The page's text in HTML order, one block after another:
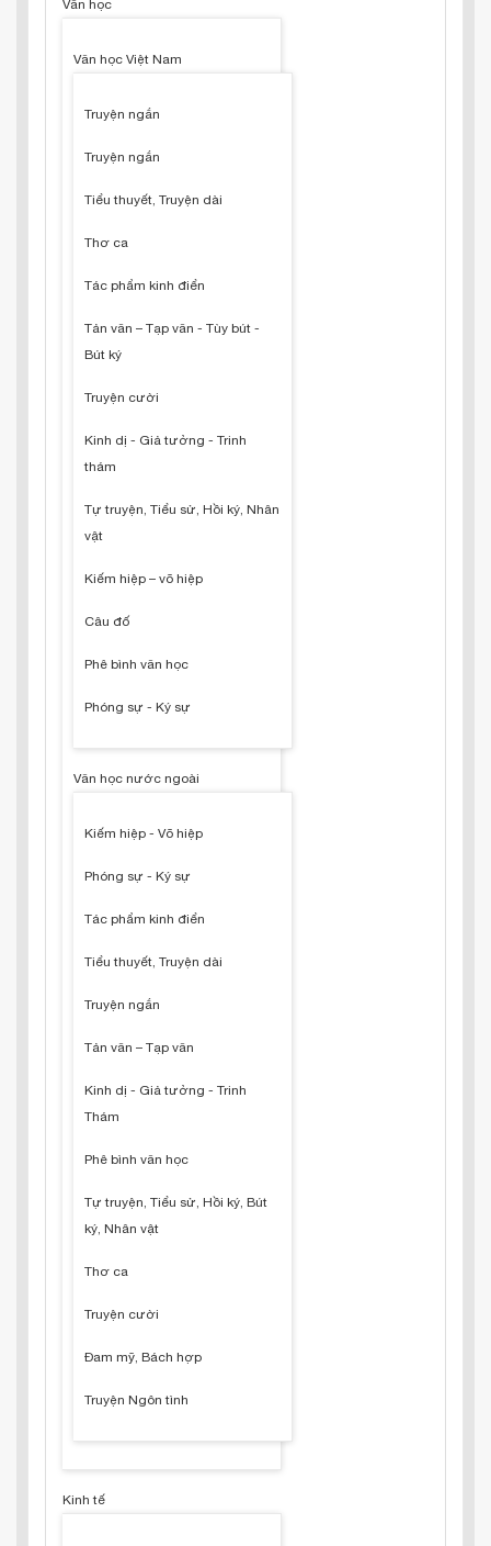
Văn học
Văn học Việt Nam
Truyện ngắn
Truyện ngắn
Tiểu thuyết, Truyện dài
Thơ ca
Tác phẩm kinh điển
Tản văn – Tạp văn - Tùy bút -
Bút ký
Truyện cười
Kinh dị - Giả tưởng - Trinh
thám
Tự truyện, Tiểu sử, Hồi ký, Nhân
vật
Kiếm hiệp – võ hiệp
Câu đố
Phê bình văn học
Phóng sự - Ký sự
Văn học nước ngoài
Kiếm hiệp - Võ hiệp
Phóng sự - Ký sự
Tác phẩm kinh điển
Tiểu thuyết, Truyện dài
Truyện ngắn
Tản văn – Tạp văn
Kinh dị - Giả tưởng - Trinh
Thám
Phê bình văn học
Tự truyện, Tiểu sử, Hồi ký, Bút
ký, Nhân vật
Thơ ca
Truyện cười
Đam mỹ, Bách hợp
Truyện Ngôn tình
Kinh tế